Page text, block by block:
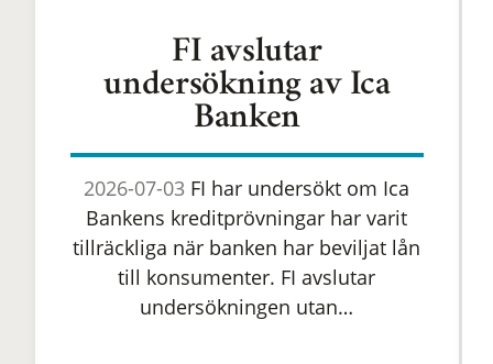
FI avslutar
undersökning av Ica
Banken
2026-07-03 FI har undersökt om Ica
Bankens kreditprövningar har varit
tillräckliga när banken har beviljat lån
till konsumenter. FI avslutar
undersökningen utan…